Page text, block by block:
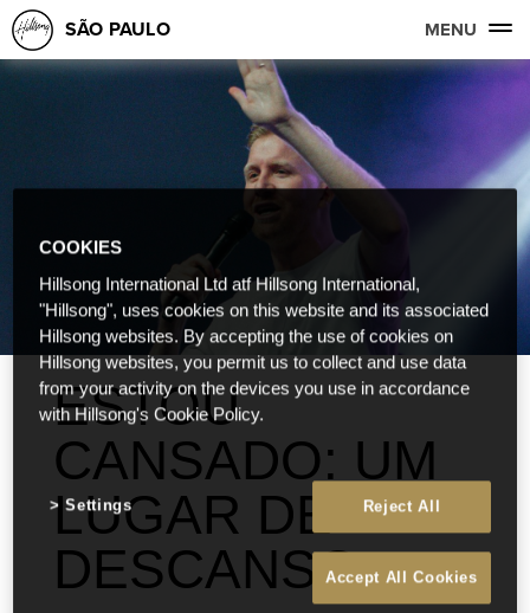
SÃO PAULO MENU
ESTOU
CANSADO: UM
LUGAR DE
DESCANSO
COOKIES
Hillsong International Ltd atf Hillsong International,
"Hillsong", uses cookies on this website and its associated
Hillsong websites. By accepting the use of cookies on
Hillsong websites, you permit us to collect and use data
from your activity on the devices you use in accordance
with Hillsong's Cookie Policy.
Reject All
Accept All Cookies
Settings